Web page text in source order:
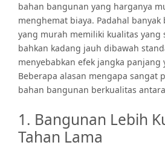
bahan bangunan yang harganya
menghemat biaya. Padahal
yang murah memiliki kualitas yang
bahkan kadang jauh dibawah
menyebabkan efek jangka panjang
Beberapa alasan mengapa sangat
bahan bangunan berkualitas
1. Bangunan Lebih
Tahan Lama